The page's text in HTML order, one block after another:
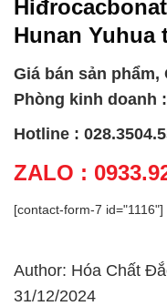
Hunan Yuhua
Giá bán sản
Phòng kinh doanh :
Hotline :
ZALO :
[contact-form-7 id="1116"]
Author: Hóa Chất
31/12/2024